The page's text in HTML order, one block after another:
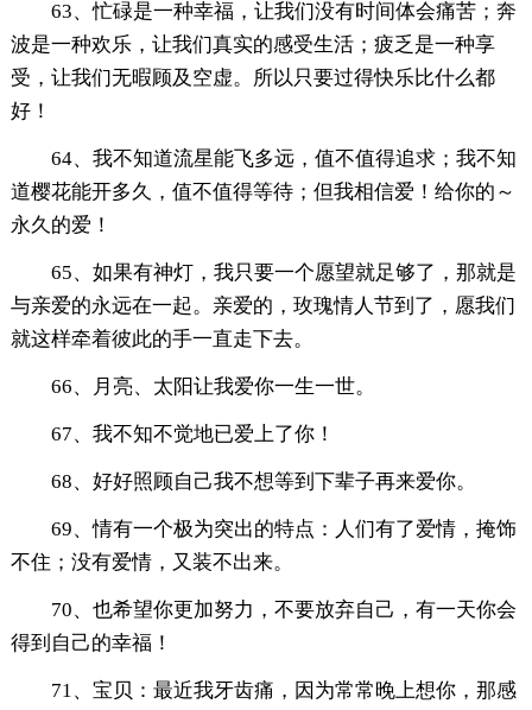
63、忙碌是一种幸福，让我们没有时间体会痛苦；奔
波是一种欢乐，让我们真实的感受生活；疲乏是一种享
受，让我们无暇顾及空虚。所以只要过得快乐比什么都
好！
64、我不知道流星能飞多远，值不值得追求；我不知
道樱花能开多久，值不值得等待；但我相信爱！给你的～
永久的爱！
65、如果有神灯，我只要一个愿望就足够了，那就是
与亲爱的永远在一起。亲爱的，玫瑰情人节到了，愿我们
就这样牵着彼此的手一直走下去。
66、月亮、太阳让我爱你一生一世。
67、我不知不觉地已爱上了你！
68、好好照顾自己我不想等到下辈子再来爱你。
69、情有一个极为突出的特点：人们有了爱情，掩饰
不住；没有爱情，又装不出来。
70、也希望你更加努力，不要放弃自己，有一天你会
得到自己的幸福！
71、宝贝：最近我牙齿痛，因为常常晚上想你，那感